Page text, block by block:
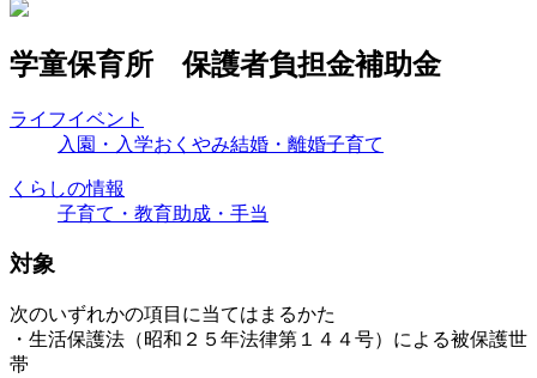
学童保育所 保護者負担金補助金
ライフイベント
入園・入学おくやみ結婚・離婚子育て
くらしの情報
子育て・教育助成・手当
対象
次のいずれかの項目に当てはまるかた
・ 生活保護法（昭和２５年法律第１４４号） による被保護世
帯